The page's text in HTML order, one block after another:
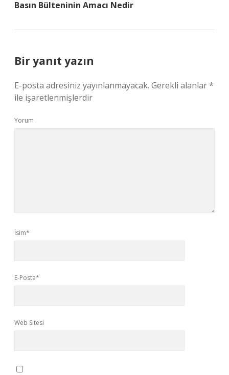
Basın Bülteninin Amacı Nedir
Bir yanıt yazın
E-posta adresiniz yayınlanmayacak. Gerekli alanlar*
ile işaretlenmişlerdir
Yorum
İsim*
E-Posta*
Web Sitesi